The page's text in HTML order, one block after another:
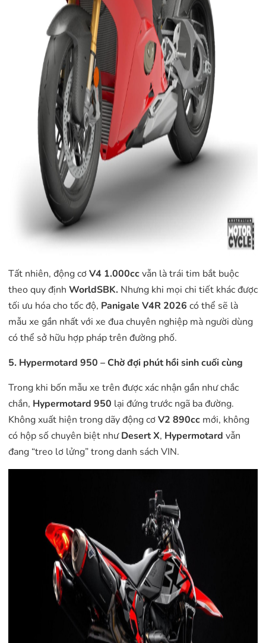
Tất nhiên, động cơV4 1.000ccvẫn là trái tim bắt buộc
theo quy định WorldSBK. Nhưng khi mọi chi tiết khác được
tối ưu hóa cho tốc độ, Panigale V4R 2026 có thể sẽ là
mẫu xe gần nhất với xe đua chuyên nghiệp mà người dùng
có thể sở hữu hợp pháp trên đường phố.
5. Hypermotard 950 – Chờ đợi phút hồi sinh cuối cùng
Trong khi bốn mẫu xe trên được xác nhận gần như chắc
chắn, Hypermotard 950 lại đứng trước ngã ba đường.
Không xuất hiện trong dãy động cơV2 890cc mới, không
có hộp số chuyên biệt nhưDesert X, Hypermotard vẫn
đang “treo lơ lửng” trong danh sách VIN.